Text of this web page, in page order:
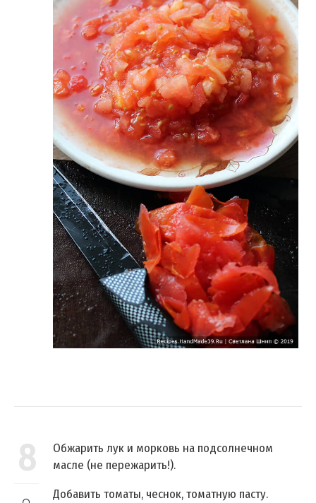
8
Обжарить лук и морковь на подсолнечном
масле (не пережарить!).
Добавить томаты, чеснок, томатную пасту.